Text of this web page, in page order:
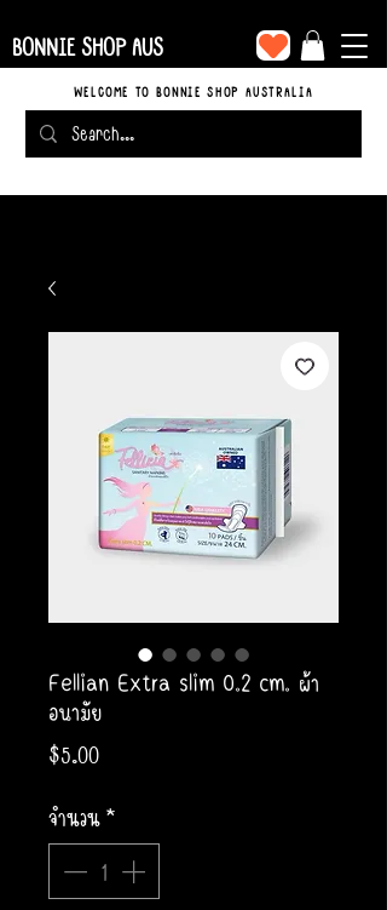
BONNIE SHOP AUS
WELCOME TO BONNIE SHOP AUSTRALIA
Fellian Extra slim 0.2 cm. ผ้า
อนามัย
$5.00ราคา
จำนวน*